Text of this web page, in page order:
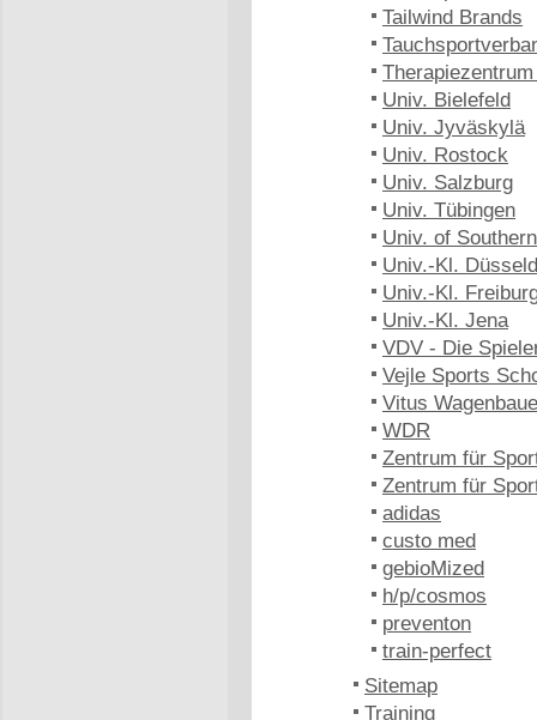
Tailwind Brands
Univ. Bielefeld
Univ. Jyväskylä
Univ. Rostock
Univ. Salzburg
Univ. Tübingen
Univ. of
Univ.-Kl.
Univ.-Kl.
Univ.-Kl. Jena
VDV - Die
Vejle Sports
Vitus
WDR
Zentrum für
Zentrum für
adidas
custo med
gebioMized
h/p/cosmos
preventon
train-perfect
Sitemap
Training